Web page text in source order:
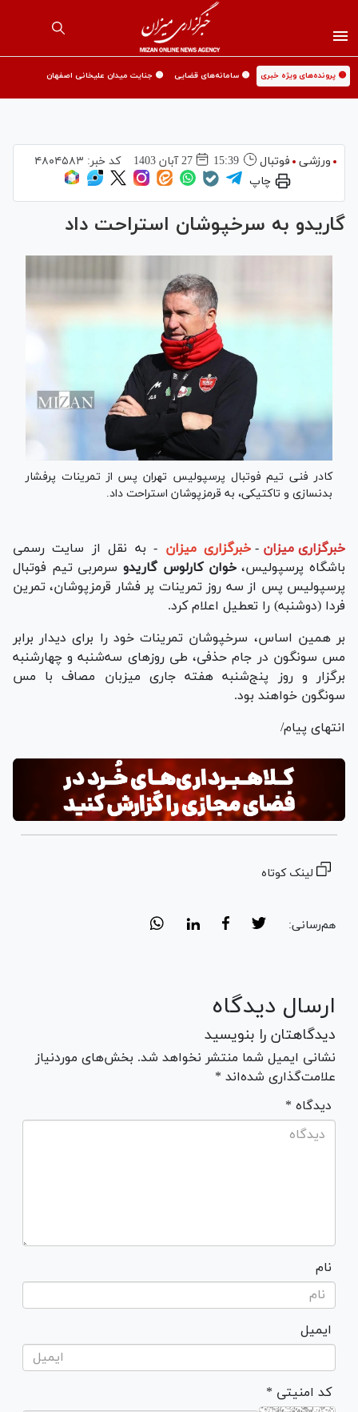
🟡 پرونده‌های ویژه خبری 🟡 سامانه‌های قضایی 🟡 جنایت میدان علیخانی اصفهان
ورزشی فوتبال 15:39 27 آبان 1403 کد خبر: ۴۸۰۴۵۸۳
چاپ
گاریدو به سرخپوشان استراحت داد
کادر فنی تیم فوتبال پرسپولیس تهران پس از تمرینات پرفشار
بدنسازی و تاکتیکی، به قرمزپوشان استراحت داد.
خبرگزاری میزان - خبرگزاری میزان - به نقل از سایت رسمی
باشگاه پرسپولیس،خوان کارلوس گاریدوسرمربی تیم فوتبال
پرسپولیس پس از سه روز تمرینات پر فشار قرمزپوشان، تمرین
فردا (دوشنبه) را تعطیل اعلام کرد.
بر همین اساس، سرخپوشان تمرینات خود را برای دیدار برابر
مس سونگون در جام حذفی، طی روز‌های سه‌شنبه و چهارشنبه
برگزار و روز پنج‌شنبه هفته جاری میزبان مصاف با مس
سونگون خواهند بود.
انتهای پیام/
لینک کوتاه
هم‌رسانی:
ارسال دیدگاه
دیدگاهتان را بنویسید
نشانی ایمیل شما منتشر نخواهد شد. بخش‌های موردنیاز
علامت‌گذاری شده‌اند *
* دیدگاه
نام
ایمیل
* کد امنیتی